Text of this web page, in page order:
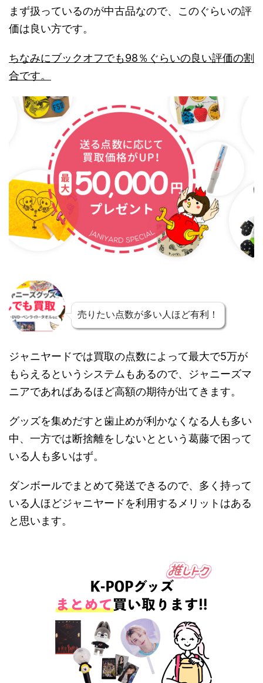
まず扱っているのが中古品なので、このぐらいの評
価は良い方です。
ちなみにブックオフでも98％ぐらいの良い評価の割
合です。
売りたい点数が多い人ほど有利！
ジャニヤードでは買取の点数によって最大で5万が
もらえるというシステムもあるので、ジャニーズマ
ニアであればあるほど高額の期待が出てきます。
グッズを集めだすと歯止めが利かなくなる人も多い
中、一方では断捨離をしないとという葛藤で困って
いる人も多いはず。
ダンボールでまとめて発送できるので、多く持って
いる人ほどジャニヤードを利用するメリットはある
と思います。